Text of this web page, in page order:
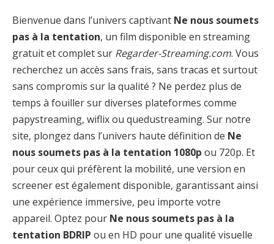
Bienvenue dans l’univers captivant Ne nous soumets
pas à la tentation, un film disponible en streaming
gratuit et complet sur Regarder-Streaming.com. Vous
recherchez un accès sans frais, sans tracas et surtout
sans compromis sur la qualité ? Ne perdez plus de
temps à fouiller sur diverses plateformes comme
papystreaming, wiflix ou quedustreaming. Sur notre
site, plongez dans l’univers haute définition de Ne
nous soumets pas à la tentation 1080p ou 720p. Et
pour ceux qui préfèrent la mobilité, une version en
screener est également disponible, garantissant ainsi
une expérience immersive, peu importe votre
appareil. Optez pour Ne nous soumets pas à la
tentation BDRIP ou en HD pour une qualité visuelle